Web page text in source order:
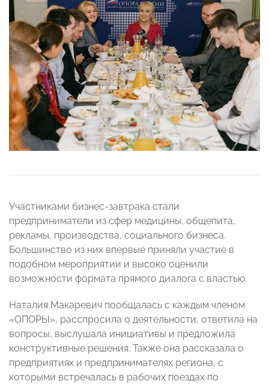
Участниками бизнес-завтрака стали
предприниматели из сфер медицины, общепита,
рекламы, производства, социального бизнеса.
Большинство из них впервые приняли участие в
подобном мероприятии и высоко оценили
возможности формата прямого диалога с властью.
Наталия Макаревич пообщалась с каждым членом
«ОПОРЫ», расспросила о деятельности, ответила на
вопросы, выслушала инициативы и предложила
конструктивные решения. Также она рассказала о
предприятиях и предпринимателях региона, с
которыми встречалась в рабочих поездах по